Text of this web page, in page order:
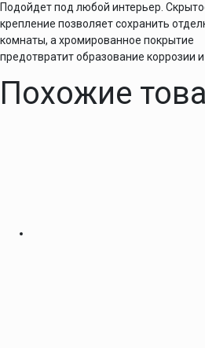
Подойдет под любой интерьер.
крепление позволяет сохранить
комнаты, а хромированное покрытие
предотвратит образование коррозии и
Похожие